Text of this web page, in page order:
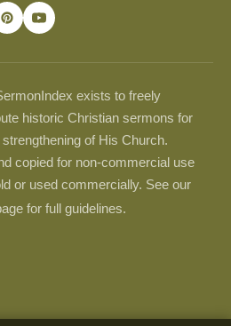
exists to freely
historic Christian sermons for
of His Church.
copied for non-commercial use
or used commercially. See our
for full guidelines.